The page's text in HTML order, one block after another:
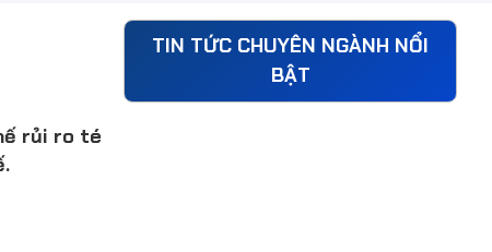
rủi ro té
TIN TỨC CHUYÊN NGÀNH NỔI
BẬT